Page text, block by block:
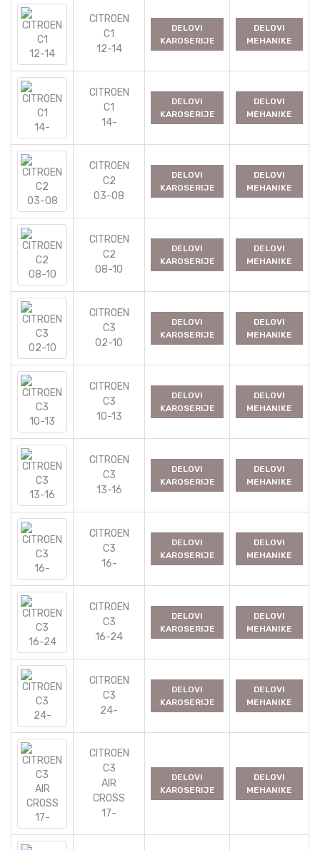
CITROEN
C1
12-14
DELOVI
KAROSERIJE
DELOVI
MEHANIKE
CITROEN
C1
14-
DELOVI
KAROSERIJE
DELOVI
MEHANIKE
CITROEN
C2
03-08
DELOVI
KAROSERIJE
DELOVI
MEHANIKE
CITROEN
C2
08-10
DELOVI
KAROSERIJE
DELOVI
MEHANIKE
CITROEN
C3
02-10
DELOVI
KAROSERIJE
DELOVI
MEHANIKE
CITROEN
C3
10-13
DELOVI
KAROSERIJE
DELOVI
MEHANIKE
CITROEN
C3
13-16
DELOVI
KAROSERIJE
DELOVI
MEHANIKE
CITROEN
C3
16-
DELOVI
KAROSERIJE
DELOVI
MEHANIKE
CITROEN
C3
16-24
DELOVI
KAROSERIJE
DELOVI
MEHANIKE
CITROEN
C3
24-
DELOVI
KAROSERIJE
DELOVI
MEHANIKE
CITROEN
C3
AIR
CROSS
17-
DELOVI
KAROSERIJE
DELOVI
MEHANIKE